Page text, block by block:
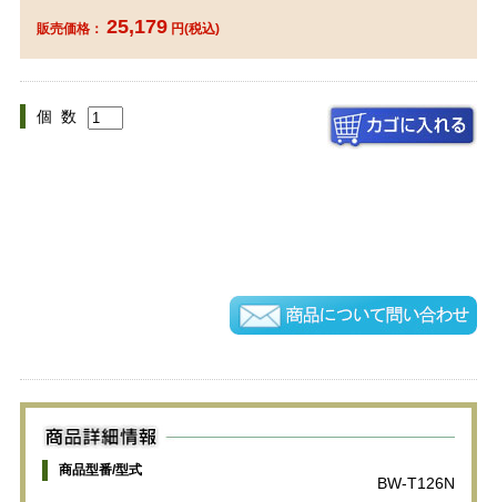
販売価格： 25,179円(税込)
個 数
商品型番/型式
BW-T126N